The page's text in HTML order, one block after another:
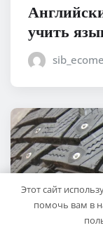
учить
Этот сайт
помочь вам в